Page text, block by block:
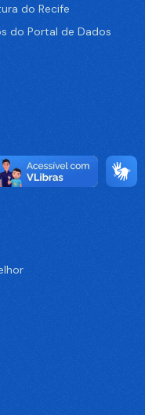
do Recife
do Portal de Dados